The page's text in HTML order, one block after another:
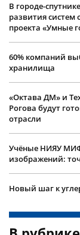
В городе-
развития систем
проекта «Умные
60% компаний
хранилища
«Октава ДМ» и
Рогова будут
отрасли
Учëные НИЯУ
изображений:
Новый шаг к